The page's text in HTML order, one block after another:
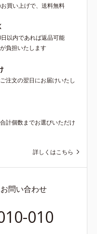
買い上げで、送料無料
以内であれば返品可能
負担いたします
注文の翌日にお届けいたし
計個数までお選びいただけ
詳しくはこちら
問い合わせ
010